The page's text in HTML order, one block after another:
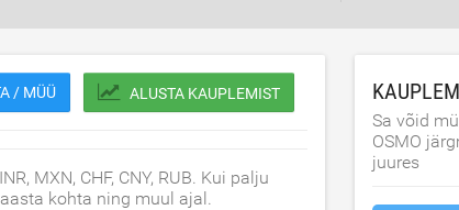
/ MÜÜ ALUSTA KAUPLEMIST
MXN, CHF, CNY, RUB. Kui palju
kohta ning muul ajal.
Sa võid
OSMO
juures